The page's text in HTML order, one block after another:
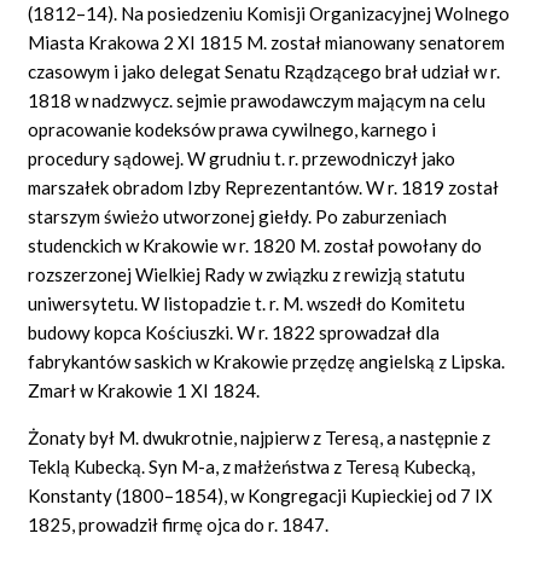
(1812–14). Na posiedzeniu Komisji Organizacyjnej Wolnego
Miasta Krakowa 2 XI 1815 M. został mianowany senatorem
czasowym i jako delegat Senatu Rządzącego brał udział w r.
1818 w nadzwycz. sejmie prawodawczym mającym na celu
opracowanie kodeksów prawa cywilnego, karnego i
procedury sądowej. W grudniu t. r. przewodniczył jako
marszałek obradom Izby Reprezentantów. W r. 1819 został
starszym świeżo utworzonej giełdy. Po zaburzeniach
studenckich w Krakowie w r. 1820 M. został powołany do
rozszerzonej Wielkiej Rady w związku z rewizją statutu
uniwersytetu. W listopadzie t. r. M. wszedł do Komitetu
budowy kopca Kościuszki. W r. 1822 sprowadzał dla
fabrykantów saskich w Krakowie przędzę angielską z Lipska.
Zmarł w Krakowie 1 XI 1824.
Żonaty był M. dwukrotnie, najpierw z Teresą, a następnie z
Teklą Kubecką. Syn M-a, z małżeństwa z Teresą Kubecką,
Konstanty (1800–1854), w Kongregacji Kupieckiej od 7 IX
1825, prowadził firmę ojca do r. 1847.